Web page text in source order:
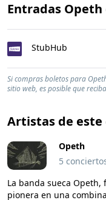
Entradas Opeth
StubHub
Si compras boletos para
sitio web, es posible que
Artistas de
Opeth
5
La banda sueca Opeth,
pionera en una